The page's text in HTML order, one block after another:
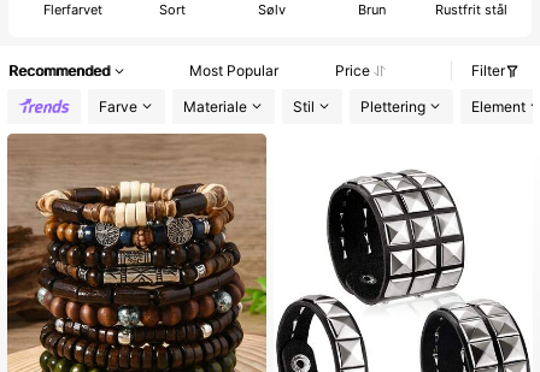
Flerfarvet Sort Sølv Brun Rustfrit stål
Recommended Most Popular Price
Filter
Farve
Materiale Stil Plettering Element